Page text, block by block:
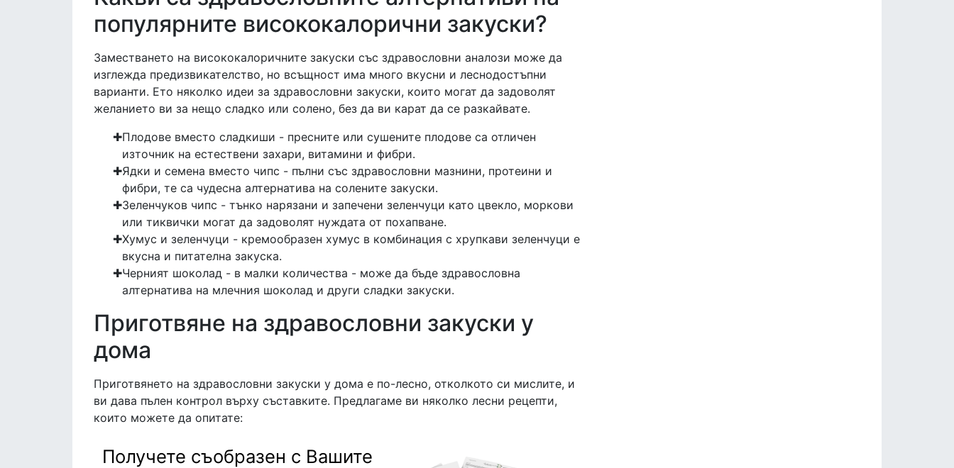
популярните висококалорични закуски?
Заместването на висококалоричните закуски със здравословни аналози може да
изглежда предизвикателство, но всъщност има много вкусни и леснодостъпни
варианти. Ето няколко идеи за здравословни закуски, които могат да задоволят
желанието ви за нещо сладко или солено, без да ви карат да се разкайвате.
Плодове вместо сладкиши - пресните или сушените плодове са отличен
източник на естествени захари, витамини и фибри.
Ядки и семена вместо чипс - пълни със здравословни мазнини, протеини и
фибри, те са чудесна алтернатива на солените закуски.
Зеленчуков чипс - тънко нарязани и запечени зеленчуци като цвекло, моркови
или тиквички могат да задоволят нуждата от похапване.
Хумус и зеленчуци - кремообразен хумус в комбинация с хрупкави зеленчуци е
вкусна и питателна закуска.
Черният шоколад - в малки количества - може да бъде здравословна
алтернатива на млечния шоколад и други сладки закуски.
Приготвяне на здравословни закуски у
дома
Приготвянето на здравословни закуски у дома е по-лесно, отколкото си мислите, и
ви дава пълен контрол върху съставките. Предлагаме ви няколко лесни рецепти,
които можете да опитате:
Получете съобразен с Вашите